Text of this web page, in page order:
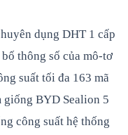
dụng DHT 1 cấp
thông số của mô-tơ
suất tối đa 163 mã
giống BYD Sealion 5
công suất hệ thống